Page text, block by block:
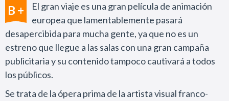
B +
El gran viaje es una gran película de animación
europea que lamentablemente pasará
desapercibida para mucha gente, ya que no es un
estreno que llegue a las salas con una gran campaña
publicitaria y su contenido tampoco cautivará a todos
los públicos.
Se trata de la ópera prima de la artista visual franco-